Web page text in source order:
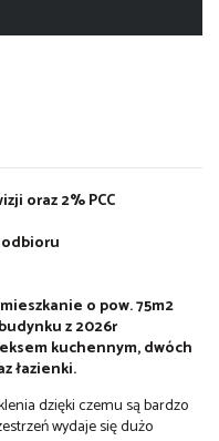
oraz 2% PCC
o pow. 75m2
z 2026r
kuchennym, dwóch
łazienki.
dzięki czemu są bardzo
wydaje się dużo